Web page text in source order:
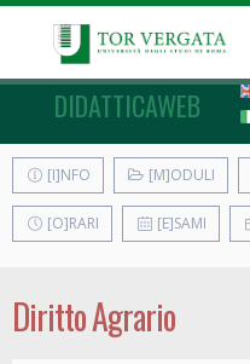
DIDATTICAWEB
[I]NFO [M]ODULI
[O]RARI [E]SAMI
Diritto Agrario